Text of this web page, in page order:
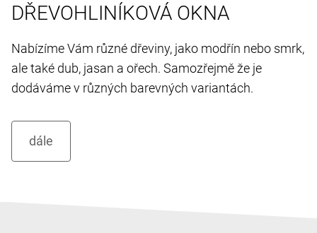
DŘEVOHLINÍKOVÁ OKNA
Nabízíme Vám různé dřeviny, jako modřín nebo smrk,
ale také dub, jasan a ořech. Samozřejmě že je
dodáváme v různých barevných variantách.